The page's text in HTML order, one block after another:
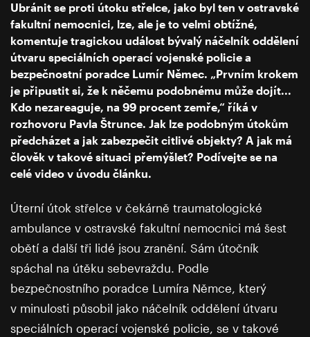
Ubránit se proti útoku střelce, jako byl ten v ostravské
fakultní nemocnici, lze, ale je to velmi obtížné,
komentuje tragickou událost bývalý náčelník oddělení
útvaru speciálních operací vojenské policie a
bezpečnostní poradce Lumír Němec. „Prvním krokem
je připustit si, že k něčemu podobnému může dojít...
Kdo nezareaguje, na 99 procent zemře,“ říká v
rozhovoru Pavla Štrunce. Jak lze podobným útokům
předcházet a jak zabezpečit citlivé objekty? A jak má
člověk v takové situaci přemýšlet? Podívejte se na
celé video v úvodu článku.
Úterní útok střelce v čekárně traumatologické
ambulance v ostravské fakultní nemocnici má šest
obětí a další tři lidé jsou zranění. Sám útočník
spáchal na útěku sebevraždu. Podle
bezpečnostního poradce Lumíra Němce, který
v minulosti působil jako náčelník oddělení útvaru
speciálních operací vojenské policie, se v takové